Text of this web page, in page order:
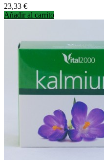
Precio
23,33 €
Añadir al carrito